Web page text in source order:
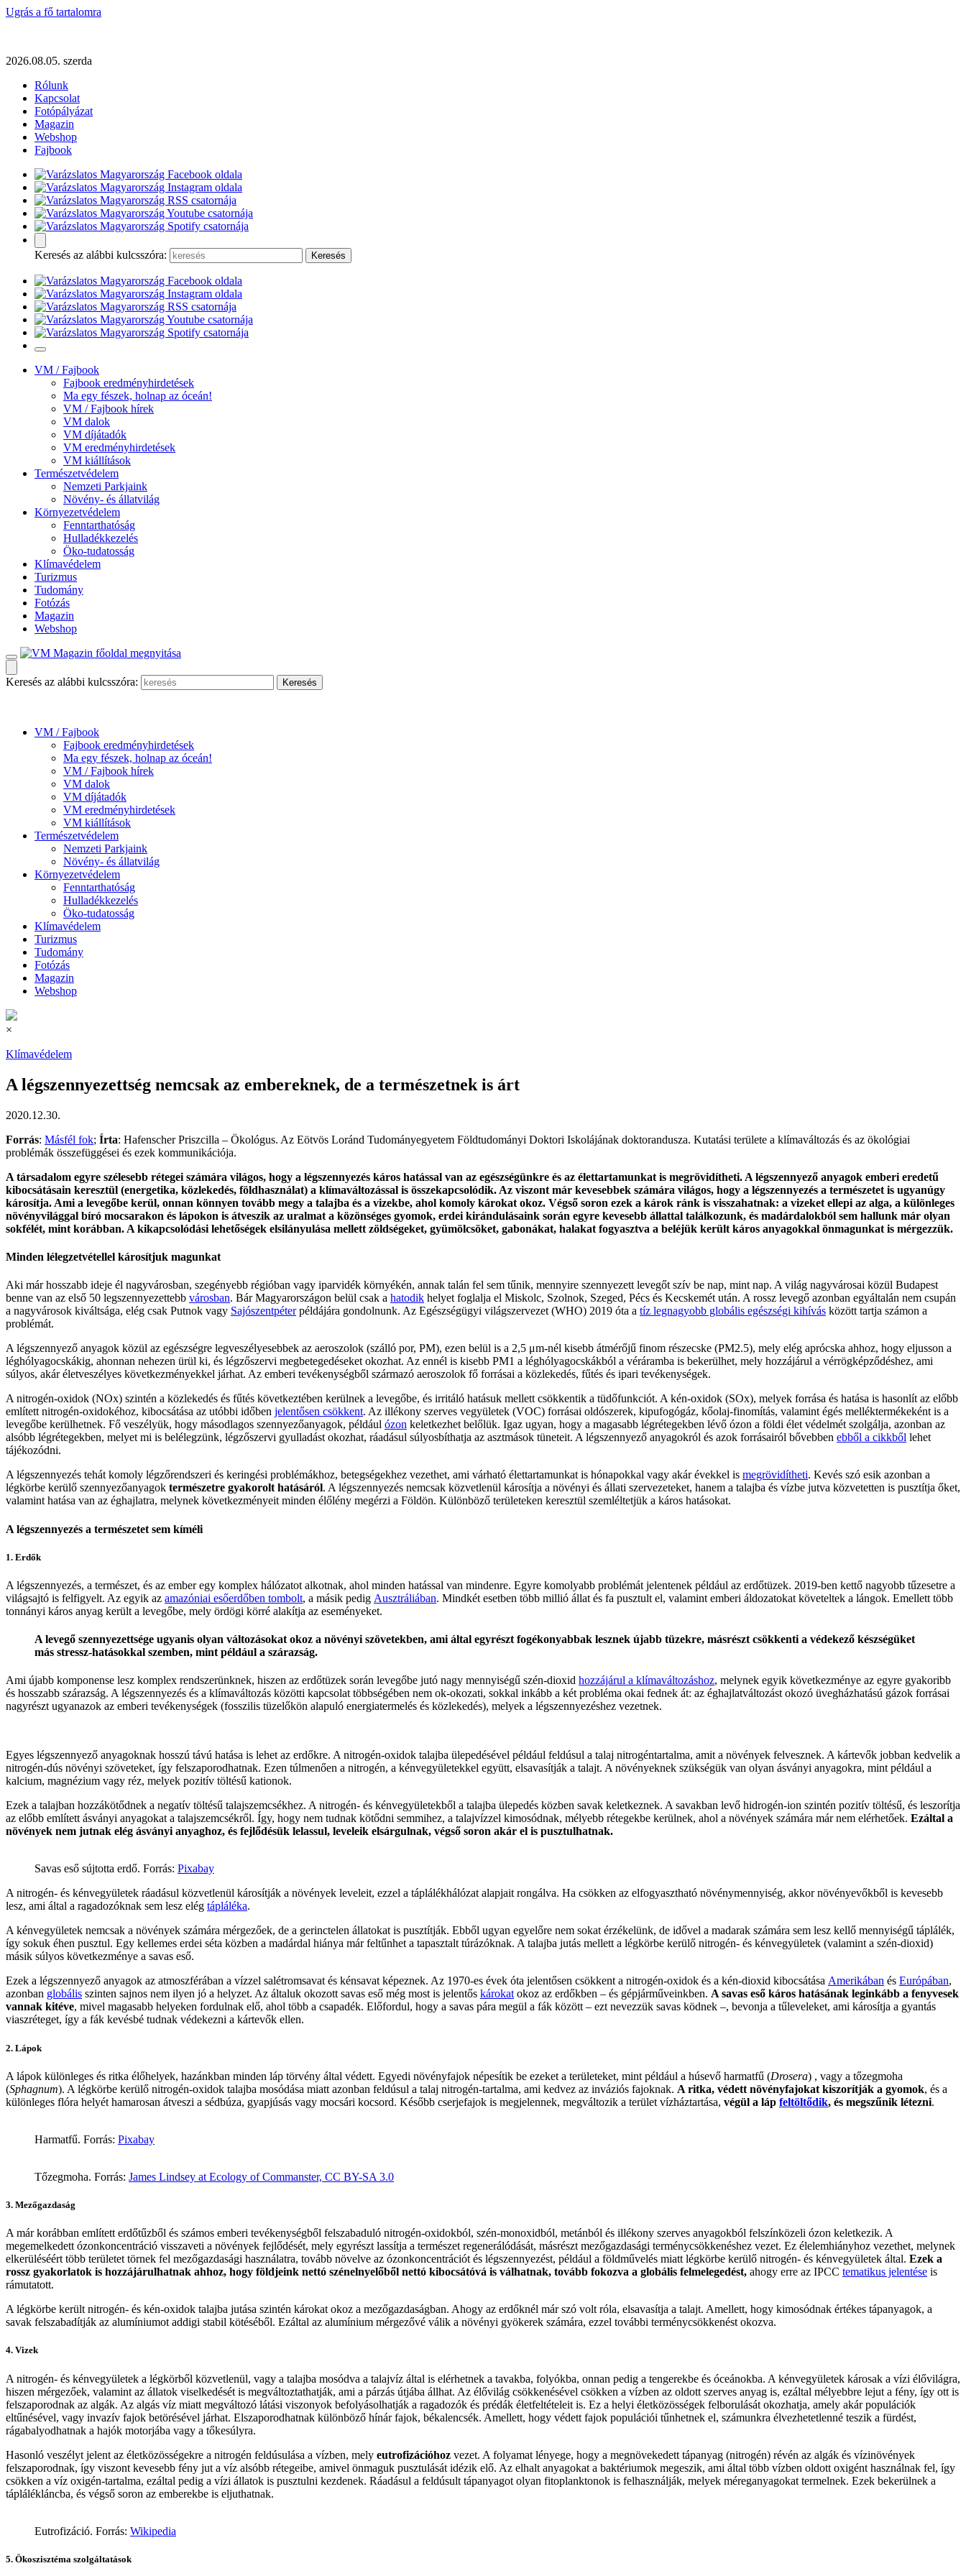
Ugrás a fő tartalomra
2026.08.05. szerda
Rólunk
Kapcsolat
Fotópályázat
Magazin
Webshop
Fajbook
Keresés az alábbi kulcsszóra:
VM / Fajbook
Fajbook eredményhirdetések
Ma egy fészek, holnap az óceán!
VM / Fajbook hírek
VM dalok
VM díjátadók
VM eredményhirdetések
VM kiállítások
Természetvédelem
Nemzeti Parkjaink
Növény- és állatvilág
Környezetvédelem
Fenntarthatóság
Hulladékkezelés
Öko-tudatosság
Klímavédelem
Turizmus
Tudomány
Fotózás
Magazin
Webshop
Keresés az alábbi kulcsszóra:
VM / Fajbook
Fajbook eredményhirdetések
Ma egy fészek, holnap az óceán!
VM / Fajbook hírek
VM dalok
VM díjátadók
VM eredményhirdetések
VM kiállítások
Természetvédelem
Nemzeti Parkjaink
Növény- és állatvilág
Környezetvédelem
Fenntarthatóság
Hulladékkezelés
Öko-tudatosság
Klímavédelem
Turizmus
Tudomány
Fotózás
Magazin
Webshop
×
Klímavédelem
A légszennyezettség nemcsak az embereknek, de a természetnek is árt
2020.12.30.
Forrás: Másfél fok; Írta: Hafenscher Priszcilla – Ökológus. Az Eötvös Loránd Tudományegyetem Földtudományi Doktori Iskolájának doktorandusza. Kutatási területe a klímaváltozás és az ökológiai
problémák összefüggései és ezek kommunikációja.
A társadalom egyre szélesebb rétegei számára világos, hogy a légszennyezés káros hatással van az egészségünkre és az élettartamunkat is megrövidítheti. A légszennyező anyagok emberi eredetű
kibocsátásain keresztül (energetika, közlekedés, földhasználat) a klímaváltozással is összekapcsolódik. Az viszont már kevesebbek számára világos, hogy a légszennyezés a természetet is ugyanúgy
károsítja. Ami a levegőbe kerül, onnan könnyen tovább megy a talajba és a vizekbe, ahol komoly károkat okoz. Végső soron ezek a károk ránk is visszahatnak: a vizeket ellepi az alga, a különleges
növényvilággal bíró mocsarakon és lápokon is átveszik az uralmat a közönséges gyomok, erdei kirándulásaink során egyre kevesebb állattal találkozunk, és madárdalokból sem hallunk már olyan
sokfélét, mint korábban. A kikapcsolódási lehetőségek elsilányulása mellett zöldségeket, gyümölcsöket, gabonákat, halakat fogyasztva a beléjük került káros anyagokkal önmagunkat is mérgezzük.
Minden lélegzetvétellel károsítjuk magunkat
Aki már hosszabb ideje él nagyvárosban, szegényebb régióban vagy iparvidék környékén, annak talán fel sem tűnik, mennyire szennyezett levegőt szív be nap, mint nap. A világ nagyvárosai közül Budapest
benne van az első 50 legszennyezettebb városban. Bár Magyarországon belül csak a hatodik helyet foglalja el Miskolc, Szolnok, Szeged, Pécs és Kecskemét után. A rossz levegő azonban egyáltalán nem csupán
a nagyvárosok kiváltsága, elég csak Putnok vagy Sajószentpéterpéldájára gondolnunk. Az Egészségügyi világszervezet (WHO) 2019 óta a tíz legnagyobb globális egészségi kihívás között tartja számon a
problémát.
A légszennyező anyagok közül az egészségre legveszélyesebbek az aeroszolok (szálló por, PM), ezen belül is a 2,5 μm-nél kisebb átmérőjű finom részecske (PM2.5), mely elég aprócska ahhoz, hogy eljusson a
léghólyagocskákig, ahonnan nehezen ürül ki, és légzőszervi megbetegedéseket okozhat. Az ennél is kisebb PM1 a léghólyagocskákból a véráramba is bekerülhet, mely hozzájárul a vérrögképződéshez, ami
súlyos, akár életveszélyes következményekkel járhat. Az emberi tevékenységből származó aeroszolok fő forrásai a közlekedés, fűtés és ipari tevékenységek.
A nitrogén-oxidok (NOx) szintén a közlekedés és fűtés következtében kerülnek a levegőbe, és irritáló hatásuk mellett csökkentik a tüdőfunkciót. A kén-oxidok (SOx), melyek forrása és hatása is hasonlít az előbb
említett nitrogén-oxidokéhoz, kibocsátása az utóbbi időben jelentősen csökkent. Az illékony szerves vegyületek (VOC) forrásai oldószerek, kipufogógáz, kőolaj-finomítás, valamint égés melléktermékeként is a
levegőbe kerülhetnek. Fő veszélyük, hogy másodlagos szennyezőanyagok, például ózon keletkezhet belőlük. Igaz ugyan, hogy a magasabb légrétegekben lévő ózon a földi élet védelmét szolgálja, azonban az
alsóbb légrétegekben, melyet mi is belélegzünk, légzőszervi gyulladást okozhat, ráadásul súlyosbíthatja az asztmások tüneteit. A légszennyező anyagokról és azok forrásairól bővebben ebből a cikkből lehet
tájékozódni.
A légszennyezés tehát komoly légzőrendszeri és keringési problémákhoz, betegségekhez vezethet, ami várható élettartamunkat is hónapokkal vagy akár évekkel is megrövidítheti. Kevés szó esik azonban a
légkörbe kerülő szennyezőanyagok természetre gyakorolt hatásáról. A légszennyezés nemcsak közvetlenül károsítja a növényi és állati szervezeteket, hanem a talajba és vízbe jutva közvetetten is pusztítja őket,
valamint hatása van az éghajlatra, melynek következményeit minden élőlény megérzi a Földön. Különböző területeken keresztül szemléltetjük a káros hatásokat.
A légszennyezés a természetet sem kíméli
1. Erdők
A légszennyezés, a természet, és az ember egy komplex hálózatot alkotnak, ahol minden hatással van mindenre. Egyre komolyabb problémát jelentenek például az erdőtüzek. 2019-ben kettő nagyobb tűzesetre a
világsajtó is felfigyelt. Az egyik az amazóniai esőerdőben tombolt, a másik pedig Ausztráliában. Mindkét esetben több millió állat és fa pusztult el, valamint emberi áldozatokat követeltek a lángok. Emellett több
tonnányi káros anyag került a levegőbe, mely ördögi körré alakítja az eseményeket.
A levegő szennyezettsége ugyanis olyan változásokat okoz a növényi szövetekben, ami által egyrészt fogékonyabbak lesznek újabb tüzekre, másrészt csökkenti a védekező készségüket
más stressz-hatásokkal szemben, mint például a szárazság.
Ami újabb komponense lesz komplex rendszerünknek, hiszen az erdőtüzek során levegőbe jutó nagy mennyiségű szén-dioxid hozzájárul a klímaváltozáshoz, melynek egyik következménye az egyre gyakoribb
és hosszabb szárazság. A légszennyezés és a klímaváltozás közötti kapcsolat többségében nem ok-okozati, sokkal inkább a két probléma okai fednek át: az éghajlatváltozást okozó üvegházhatású gázok forrásai
nagyrészt ugyanazok az emberi tevékenységek (fosszilis tüzelőkön alapuló energiatermelés és közlekedés), melyek a légszennyezéshez vezetnek.
Egyes légszennyező anyagoknak hosszú távú hatása is lehet az erdőkre. A nitrogén-oxidok talajba ülepedésével például feldúsul a talaj nitrogéntartalma, amit a növények felvesznek. A kártevők jobban kedvelik a
nitrogén-dús növényi szöveteket, így felszaporodhatnak. Ezen túlmenően a nitrogén, a kénvegyületekkel együtt, elsavasítják a talajt. A növényeknek szükségük van olyan ásványi anyagokra, mint például a
kalcium, magnézium vagy réz, melyek pozitív töltésű kationok.
Ezek a talajban hozzákötődnek a negatív töltésű talajszemcsékhez. A nitrogén- és kénvegyületekből a talajba ülepedés közben savak keletkeznek. A savakban levő hidrogén-ion szintén pozitív töltésű, és leszorítja
az előbb említett ásványi anyagokat a talajszemcsékről. Így, hogy nem tudnak kötődni semmihez, a talajvízzel kimosódnak, mélyebb rétegekbe kerülnek, ahol a növények számára már nem elérhetőek. Ezáltal a
növények nem jutnak elég ásványi anyaghoz, és fejlődésük lelassul, leveleik elsárgulnak, végső soron akár el is pusztulhatnak.
Savas eső sújtotta erdő. Forrás: Pixabay
A nitrogén- és kénvegyületek ráadásul közvetlenül károsítják a növények leveleit, ezzel a táplálékhálózat alapjait rongálva. Ha csökken az elfogyasztható növénymennyiség, akkor növényevőkből is kevesebb
lesz, ami által a ragadozóknak sem lesz elég tápláléka.
A kénvegyületek nemcsak a növények számára mérgezőek, de a gerinctelen állatokat is pusztítják. Ebből ugyan egyelőre nem sokat érzékelünk, de idővel a madarak számára sem lesz kellő mennyiségű táplálék,
így sokuk éhen pusztul. Egy kellemes erdei séta közben a madárdal hiánya már feltűnhet a tapasztalt túrázóknak. A talajba jutás mellett a légkörbe kerülő nitrogén- és kénvegyületek (valamint a szén-dioxid)
másik súlyos következménye a savas eső.
Ezek a légszennyező anyagok az atmoszférában a vízzel salétromsavat és kénsavat képeznek. Az 1970-es évek óta jelentősen csökkent a nitrogén-oxidok és a kén-dioxid kibocsátása Amerikában és Európában,
azonban globális szinten sajnos nem ilyen jó a helyzet. Az általuk okozott savas eső még most is jelentős károkatokoz az erdőkben – és gépjárműveinkben. A savas eső káros hatásának leginkább a fenyvesek
vannak kitéve, mivel magasabb helyeken fordulnak elő, ahol több a csapadék. Előfordul, hogy a savas pára megül a fák között – ezt nevezzük savas ködnek –, bevonja a tűleveleket, ami károsítja a gyantás
viaszréteget, így a fák kevésbé tudnak védekezni a kártevők ellen.
2. Lápok
A lápok különleges és ritka élőhelyek, hazánkban minden láp törvény által védett. Egyedi növényfajok népesítik be ezeket a területeket, mint például a húsevő harmatfű (Drosera) , vagy a tőzegmoha
(Sphagnum). A légkörbe kerülő nitrogén-oxidok talajba mosódása miatt azonban feldúsul a talaj nitrogén-tartalma, ami kedvez az inváziós fajoknak. A ritka, védett növényfajokat kiszorítják a gyomok, és a
különleges flóra helyét hamarosan átveszi a sédbúza, gyapjúsás vagy mocsári kocsord. Később cserjefajok is megjelennek, megváltozik a terület vízháztartása, végül a láp feltöltődik, és megszűnik létezni.
Harmatfű. Forrás: Pixabay
Tőzegmoha. Forrás: James Lindsey at Ecology of Commanster, CC BY-SA 3.0
3. Mezőgazdaság
A már korábban említett erdőtűzből és számos emberi tevékenységből felszabaduló nitrogén-oxidokból, szén-monoxidból, metánból és illékony szerves anyagokból felszínközeli ózon keletkezik. A
megemelkedett ózonkoncentráció visszaveti a növények fejlődését, mely egyrészt lassítja a természet regenerálódását, másrészt mezőgazdasági terménycsökkenéshez vezet. Ez élelemhiányhoz vezethet, melynek
elkerüléséért több területet törnek fel mezőgazdasági használatra, tovább növelve az ózonkoncentrációt és légszennyezést, például a földművelés miatt légkörbe kerülő nitrogén- és kénvegyületek által. Ezek a
rossz gyakorlatok is hozzájárulhatnak ahhoz, hogy földjeink nettó szénelnyelőből nettó kibocsátóvá is válhatnak, tovább fokozva a globális felmelegedést, ahogy erre az IPCC tematikus jelentése is
rámutatott.
A légkörbe került nitrogén- és kén-oxidok talajba jutása szintén károkat okoz a mezőgazdaságban. Ahogy az erdőknél már szó volt róla, elsavasítja a talajt. Amellett, hogy kimosódnak értékes tápanyagok, a
savak felszabadítják az alumíniumot addigi stabil kötéséből. Ezáltal az alumínium mérgezővé válik a növényi gyökerek számára, ezzel további terménycsökkenést okozva.
4. Vizek
A nitrogén- és kénvegyületek a légkörből közvetlenül, vagy a talajba mosódva a talajvíz által is elérhetnek a tavakba, folyókba, onnan pedig a tengerekbe és óceánokba. A kénvegyületek károsak a vízi élővilágra,
hiszen mérgezőek, valamint az állatok viselkedését is megváltoztathatják, ami a párzás útjába állhat. Az élővilág csökkenésével csökken a vízben az oldott szerves anyag is, ezáltal mélyebbre lejut a fény, így ott is
felszaporodnak az algák. Az algás víz miatt megváltozó látási viszonyok befolyásolhatják a ragadozók és prédák életfeltételeit is. Ez a helyi életközösségek felborulását okozhatja, amely akár populációk
eltűnésével, vagy invazív fajok betörésével járhat. Elszaporodhatnak különböző hínár fajok, békalencsék. Amellett, hogy védett fajok populációi tűnhetnek el, számunkra élvezhetetlenné teszik a fürdést,
rágabalyodhatnak a hajók motorjába vagy a tőkesúlyra.
Hasonló veszélyt jelent az életközösségekre a nitrogén feldúsulása a vízben, mely eutrofizációhoz vezet. A folyamat lényege, hogy a megnövekedett tápanyag (nitrogén) révén az algák és vízinövények
felszaporodnak, így viszont kevesebb fény jut a víz alsóbb rétegeibe, amivel önmaguk pusztulását idézik elő. Az elhalt anyagokat a baktériumok megeszik, ami által több vízben oldott oxigént használnak fel, így
csökken a víz oxigén-tartalma, ezáltal pedig a vízi állatok is pusztulni kezdenek. Ráadásul a feldúsult tápanyagot olyan fitoplanktonok is felhasználják, melyek méreganyagokat termelnek. Ezek bekerülnek a
táplálékláncba, és végső soron az emberekbe is eljuthatnak.
Eutrofizáció. Forrás: Wikipedia
5. Ökoszisztéma szolgáltatások